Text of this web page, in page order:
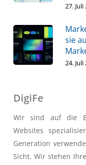
27. Juli
sie
24. Juli
DigiFe
Wir sind auf die
Websites
Generation
Sicht. Wir stehen